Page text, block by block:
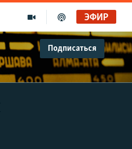
ЭФИР
Подписаться